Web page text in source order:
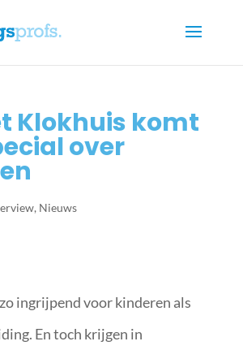
Klokhuis komt
over
, Nieuws
ingrijpend voor kinderen als
En toch krijgen in